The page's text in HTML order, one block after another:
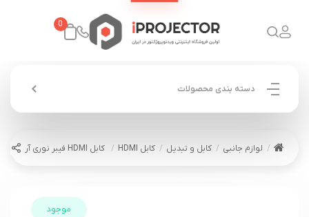
0
دسته بندی محصولات
لوازم جانبی کابل و تبدیل کابل HDMI کابل HDMI فیبر نوری آر تی سی 25 متری RTC HDMI Cable 25M
موجود